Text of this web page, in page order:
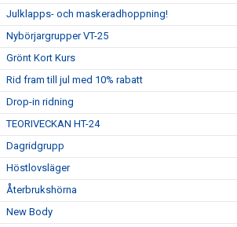
Julklapps- och maskeradhoppning!
Nybörjargrupper VT-25
Grönt Kort Kurs
Rid fram till jul med 10% rabatt
Drop-in ridning
TEORIVECKAN HT-24
Dagridgrupp
Höstlovsläger
Återbrukshörna
New Body